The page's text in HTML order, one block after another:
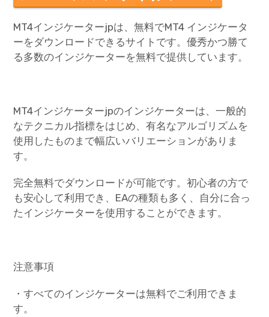
MT4インジケーターjpは、無料でMT4 インジケータ
ーをダウンロードできるサイトです。優秀かつ勝て
る多数のインジケーターを無料で提供しています。
MT4インジケーターjpのインジケーターは、一般的
なテクニカル指標をはじめ、有名なアルゴリズムを
使用したものまで幅広いバリエーションがありま
す。
完全無料でダウンロードが可能です。初心者の方で
も安心して利用でき、EAの種類も多く、自分に合っ
たインジケーターを使用することができます。
注意事項
・すべてのインジケーターは無料でご利用できま
す。